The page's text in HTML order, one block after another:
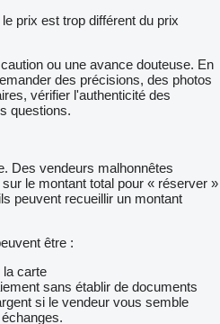
prix est trop différent du prix
ou une avance douteuse. En
des précisions, des photos
vérifier l'authenticité des
questions.
Des vendeurs malhonnêtes
le montant total pour « réserver »
peuvent recueillir un montant
être :
la carte
sans établir de documents
si le vendeur vous semble